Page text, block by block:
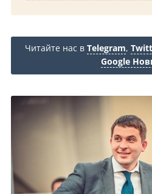
Читайте нас в Telegram,
Google